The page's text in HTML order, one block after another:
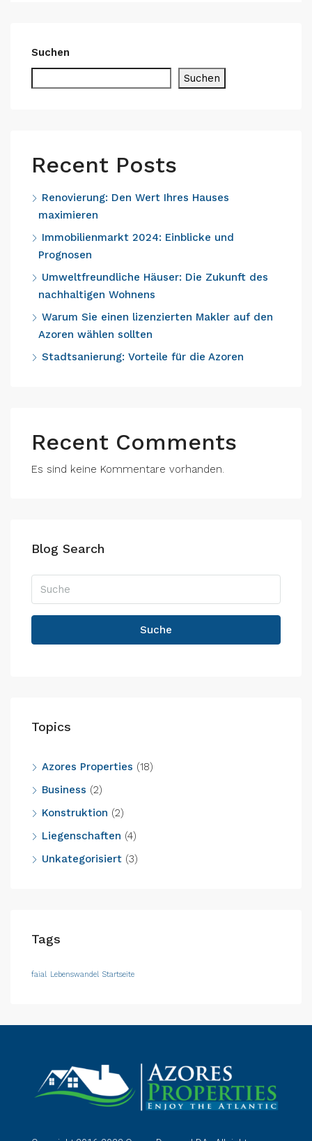
Suchen
Suchen
Recent Posts
Renovierung: Den Wert Ihres Hauses
maximieren
Immobilienmarkt 2024: Einblicke und
Prognosen
Umweltfreundliche Häuser: Die Zukunft des
nachhaltigen Wohnens
Warum Sie einen lizenzierten Makler auf den
Azoren wählen sollten
Stadtsanierung: Vorteile für die Azoren
Recent Comments
Es sind keine Kommentare vorhanden.
Blog Search
Suche
Topics
Azores Properties (18)
Business (2)
Konstruktion (2)
Liegenschaften (4)
Unkategorisiert (3)
Tags
faial Lebenswandel Startseite